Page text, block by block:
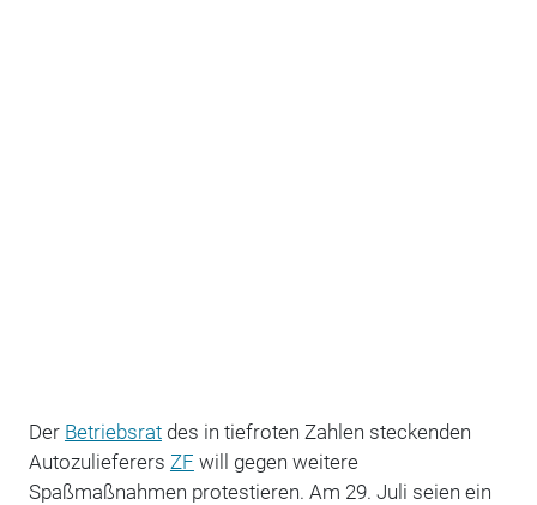
Der Betriebsratdes in tiefroten Zahlen steckenden
Autozulieferers ZF will gegen weitere
Spaßmaßnahmen protestieren. Am 29. Juli seien ein